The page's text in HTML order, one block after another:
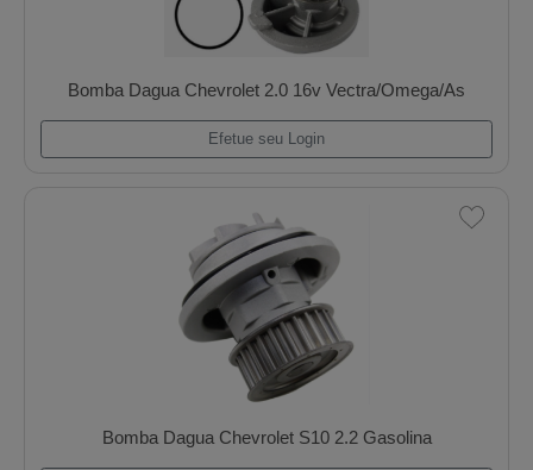
Efetue seu Login
Bucha Biela Mwm D226/229 Sob Medida
Efetue seu Login